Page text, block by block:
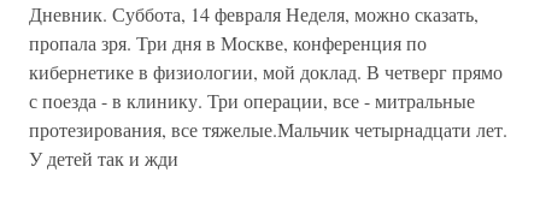
Дневник. Суббота, 14 февраля Неделя, можно сказать,
пропала зря. Три дня в Москве, конференция по
кибернетике в физиологии, мой доклад. В четверг прямо
с поезда - в клинику. Три операции, все - митральные
протезирования, все тяжелые.Мальчик четырнадцати лет.
У детей так и жди